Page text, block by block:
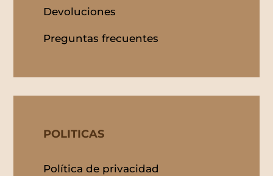
Devoluciones
Preguntas frecuentes
POLITICAS
Política de privacidad